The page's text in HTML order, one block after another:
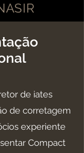
de iates
de corretagem
experiente
Compact